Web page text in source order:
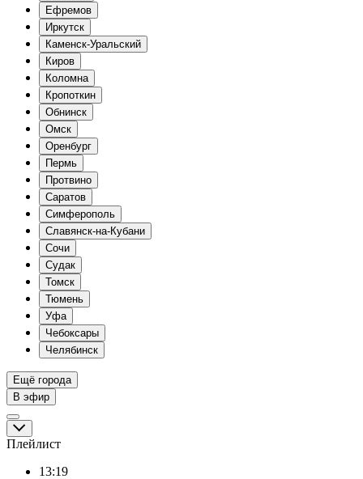
Ефремов
Иркутск
Каменск-Уральский
Киров
Коломна
Кропоткин
Обнинск
Омск
Оренбург
Пермь
Протвино
Саратов
Симферополь
Славянск-на-Кубани
Сочи
Судак
Томск
Тюмень
Уфа
Чебоксары
Челябинск
Ещё города
В эфир
Плейлист
13:19